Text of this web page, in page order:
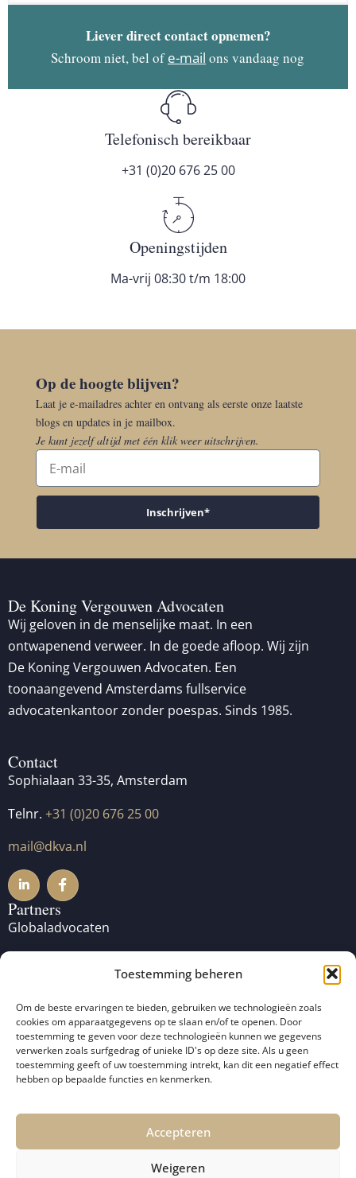
Toestemming beheren
Om de beste ervaringen te bieden, gebruiken we technologieën zoals
cookies om apparaatgegevens op te slaan en/of te openen. Door
toestemming te geven voor deze technologieën kunnen we gegevens
verwerken zoals surfgedrag of unieke ID's op deze site. Als u geen
toestemming geeft of uw toestemming intrekt, kan dit een negatief effect
hebben op bepaalde functies en kenmerken.
Accepteren
Weigeren
Liever direct contact opnemen?
Schroom niet, bel ofe-mail ons vandaag nog
Telefonisch bereikbaar
+31 (0)20 676 25 00
Openingstijden
Ma-vrij 08:30 t/m 18:00
Op de hoogte blijven?
Laat je e-mailadres achter en ontvang als eerste onze laatste
blogs en updates in je mailbox.
Je kunt jezelf altijd met één klik weer uitschrijven.
Inschrijven*
De Koning Vergouwen Advocaten
Wij geloven in de menselijke maat. In een
ontwapenend verweer. In de goede afloop. Wij zijn
De Koning Vergouwen Advocaten. Een
toonaangevend Amsterdams fullservice
advocatenkantoor zonder poespas. Sinds 1985.
Contact
Sophialaan 33-35, Amsterdam
Telnr. +31 (0)20 676 25 00
mail@dkva.nl
Partners
Globaladvocaten
Algemene Voorwaarden